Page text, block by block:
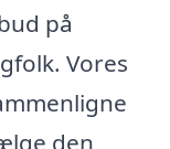
på
Vores
den